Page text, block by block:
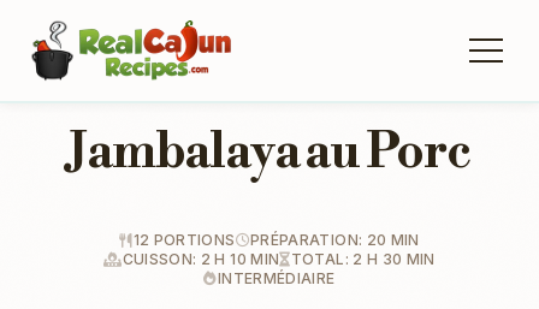
Jambalaya au Porc
12 PORTIONS
PRÉPARATION: 20 MIN
CUISSON: 2 H 10 MIN
TOTAL: 2 H 30 MIN
INTERMÉDIAIRE